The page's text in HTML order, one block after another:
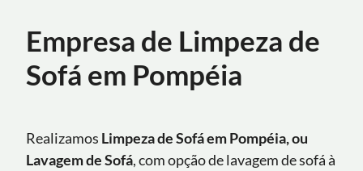
Empresa de Limpeza de
Sofá em Pompéia
Realizamos Limpeza de Sofá em Pompéia, ou
Lavagem de Sofá, com opção de lavagem de sofá à